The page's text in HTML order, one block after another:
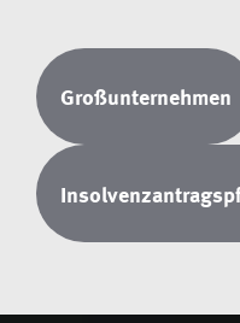
Großunternehmen